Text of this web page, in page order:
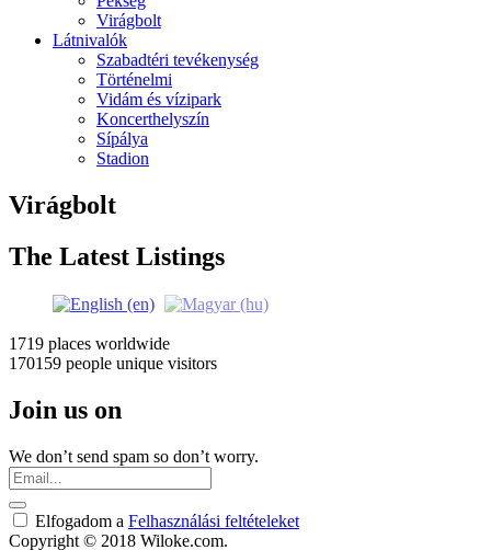
Virágbolt
Látnivalók
Szabadtéri tevékenység
Történelmi
Vidám és vízipark
Koncerthelyszín
Sípálya
Stadion
Virágbolt
The Latest Listings
1719 places worldwide
170159 people unique visitors
Join us on
We don’t send spam so don’t worry.
Elfogadom a Felhasználási feltételeket
Copyright © 2018 Wiloke.com.